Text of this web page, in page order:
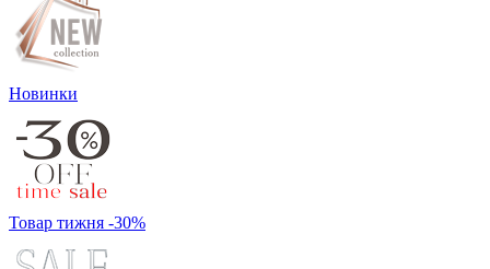
Новинки
Товар тижня -30%